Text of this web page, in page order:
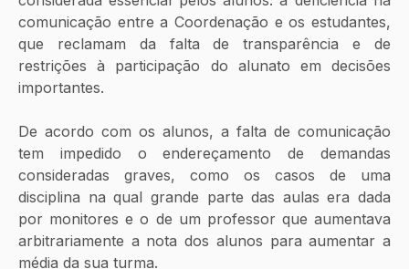
comunicação entre a Coordenação e os estudantes,
que reclamam da falta de transparência e de
restrições à participação do alunato em decisões
importantes.
De acordo com os alunos, a falta de comunicação
tem impedido o endereçamento de demandas
consideradas graves, como os casos de uma
disciplina na qual grande parte das aulas era dada
por monitores e o de um professor que aumentava
arbitrariamente a nota dos alunos para aumentar a
média da sua turma.